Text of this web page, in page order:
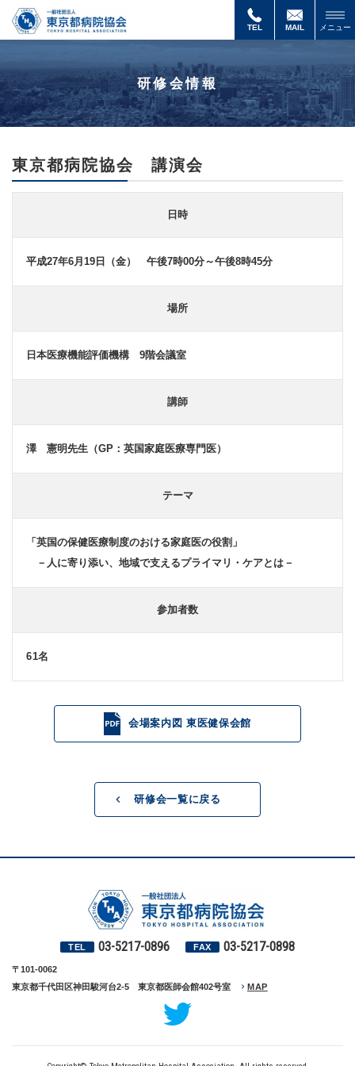
東
京
都
院
協
会
講
演
TEL MAIL メニュー
研修会情報
東京都病院協会 講演会
日時
平成27年6月19日（金） 午後7時00分～午後8時45分
場所
日本医療機能評価機構 9階会議室
講師
澤 憲明先生（GP：英国家庭医療専門医）
テーマ
「英国の保健医療制度のおける家庭医の役割」
－人に寄り添い、地域で支えるプライマリ・ケアとは－
参加者数
61名
会場案内図 東医健保会館
研修会一覧に戻る
TEL 03-5217-0896 FAX 03-5217-0898
〒101-0062
東京都千代田区神田駿河台2-5 東京都医師会館402号室
MAP